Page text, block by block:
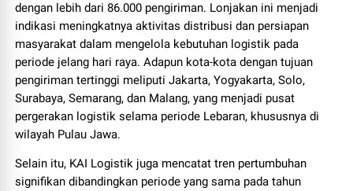
dengan lebih dari 86.000 pengiriman. Lonjakan ini menjadi
indikasi meningkatnya aktivitas distribusi dan persiapan
masyarakat dalam mengelola kebutuhan logistik pada
periode jelang hari raya. Adapun kota-kota dengan tujuan
pengiriman tertinggi meliputi Jakarta, Yogyakarta, Solo,
Surabaya, Semarang, dan Malang, yang menjadi pusat
pergerakan logistik selama periode Lebaran, khususnya di
wilayah Pulau Jawa.
Selain itu, KAI Logistik juga mencatat tren pertumbuhan
signifikan dibandingkan periode yang sama pada tahun